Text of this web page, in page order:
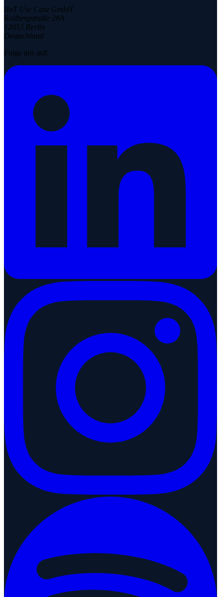
IIoT Use Case GmbH
Rollbergstraße 28A
12053 Berlin
Deutschland
Folge uns auf: